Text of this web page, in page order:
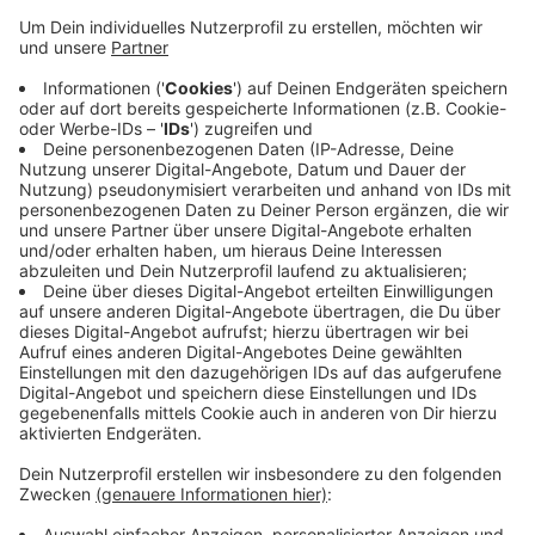
Bei der Aktion haben sich bis jetzt über 200 Teams mit
mehr als 2100 aktiven Radfahrern angemeldet. Im
vergangenen Jahr waren es noch knapp 1500
Teilnehmer. 2015 fand die Aktion zum ersten Mal in
Mönchengladbach statt - damals mit 600
Teilnehmern. Beim Stadtradeln können alle Teilnehmer
Kilometer sammeln und so zum Klimaschutz beitragen.
Außerdem gibt es attraktive Preise zu gewinnen. Die
Aktion findet dieses Jahr vom 8. bis 28 Mai statt.
Bislang sind über 221 tausend Kilometer geradelt
worden. Anmeldungen sind noch möglich.
Anzeige